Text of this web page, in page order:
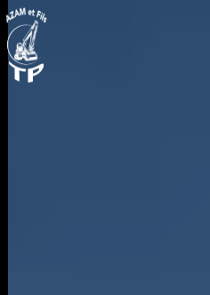
Panneau de gestion des cookies